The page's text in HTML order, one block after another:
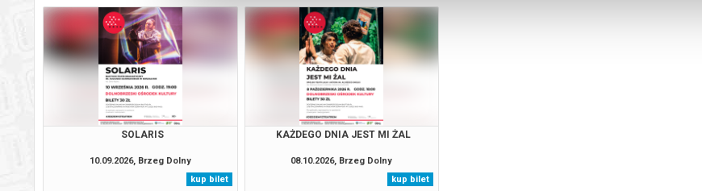
SOLARIS
10.09.2026, Brzeg Dolny
kup bilet
KAŻDEGO DNIA JEST MI ŻAL
08.10.2026, Brzeg Dolny
kup bilet